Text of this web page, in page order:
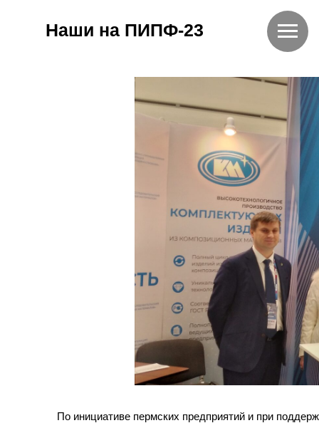
Наши на ПИПФ-23
По инициативе пермских предприятий и при